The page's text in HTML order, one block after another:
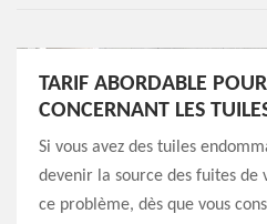
TARIF ABORDABLE
CONCERNANT LES
Si vous avez des tuiles
devenir la source des fuites de
ce problème, dès que vous